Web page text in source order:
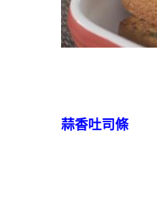
蒜香吐司條